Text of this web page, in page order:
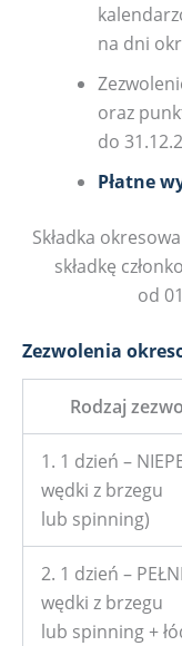
na dni
oraz
do
Płatne
Składka
składkę
od
Zezwolenia
Rodzaj
1. 1 dzień –
wędki z brzegu
lub spinning)
2. 1 dzień –
wędki z brzegu
lub spinning +